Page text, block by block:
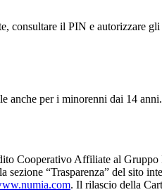
consultare il PIN e autorizzare
anche per i minorenni dai 14 anni.
Cooperativo Affiliate al
“Trasparenza” del sito
. Il rilascio della